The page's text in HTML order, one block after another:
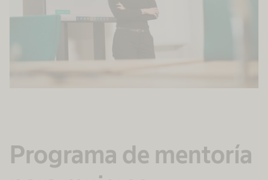
Programa de mentoría